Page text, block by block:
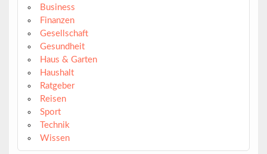
Business
Finanzen
Gesellschaft
Gesundheit
Haus & Garten
Haushalt
Ratgeber
Reisen
Sport
Technik
Wissen